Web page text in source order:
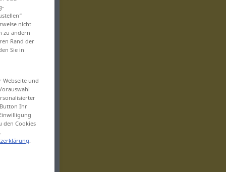
nicht
zu ändern
Rand der
Sie in
und
Ihr
den Cookies
.